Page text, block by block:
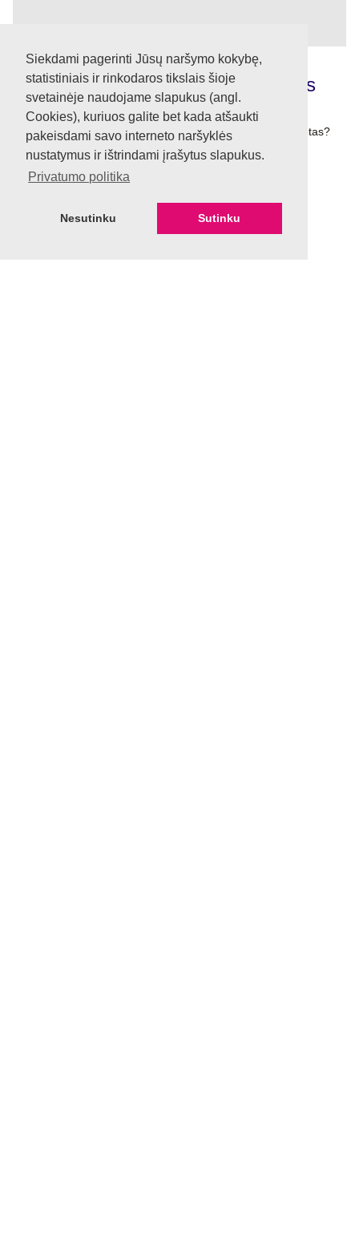
Siekdami pagerinti Jūsų naršymo kokybę,
statistiniais ir rinkodaros tikslais šioje
svetainėje naudojame slapukus (angl.
Cookies), kuriuos galite bet kada atšaukti
pakeisdami savo interneto naršyklės
nustatymus ir ištrindami įrašytus slapukus.
Privatumo politika
Nesutinku Sutinku
Kodėl verta cinkuoti parūdijusias
automobilio kėbulo vietas?
Kodėl verta cinkuoti parūdijusias automobilio kėbulo vietas?